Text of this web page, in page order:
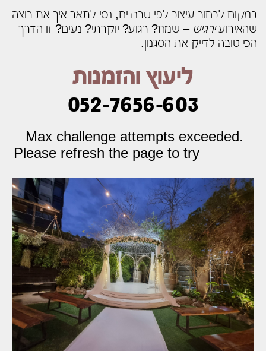
במקום לבחור עיצוב לפי טרנדים, נסי לתאר איך את רוצה
שהאירועירגיש – שמח? רגוע? יוקרתי? נעים? זו הדרך
הכי טובה לדייק את הסגנון.
ליעוץ והזמנות
052-7656-603